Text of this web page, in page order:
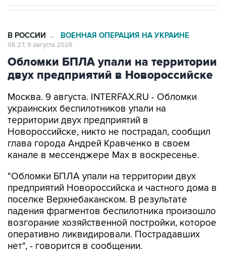
В РОССИИ → ВОЕННАЯ ОПЕРАЦИЯ НА УКРАИНЕ
06:27, 9 августа 2026
Обломки БПЛА упали на территории
двух предприятий в Новороссийске
Москва. 9 августа. INTERFAX.RU - Обломки
украинских беспилотников упали на
территории двух предприятий в
Новороссийске, никто не пострадал, сообщил
глава города Андрей Кравченко в своем
канале в мессенджере Max в воскресенье.
"Обломки БПЛА упали на территории двух
предприятий Новороссийска и частного дома в
поселке Верхнебаканском. В результате
падения фрагментов беспилотника произошло
возгорание хозяйственной постройки, которое
оперативно ликвидировали. Пострадавших
нет", - говорится в сообщении.